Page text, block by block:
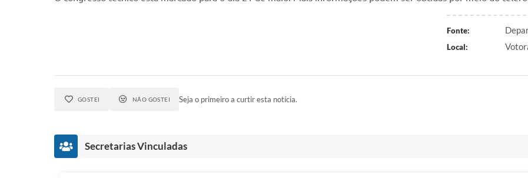
Fonte:
Local:
GOSTEI NÃO GOSTEI Seja o primeiro a curtir esta notícia.
Secretarias Vinculadas